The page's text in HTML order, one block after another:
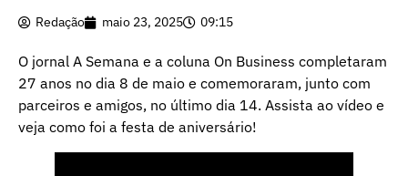
Redação maio 23, 2025 09:15
O jornal A Semana e a coluna On Business completaram
27 anos no dia 8 de maio e comemoraram, junto com
parceiros e amigos, no último dia 14. Assista ao vídeo e
veja como foi a festa de aniversário!